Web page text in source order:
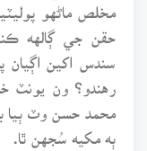
مخلص ماڻهو
حقن جي ڳالهه
سندس اکين اڳيان
رهندو؟ ون يونٽ
محمد حسن وٽ ٻيا
ٻه مکيه سُجهن ٿا.